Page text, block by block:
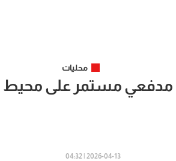
محليات
مستمر على محيط
2026-04-13 | 04:32